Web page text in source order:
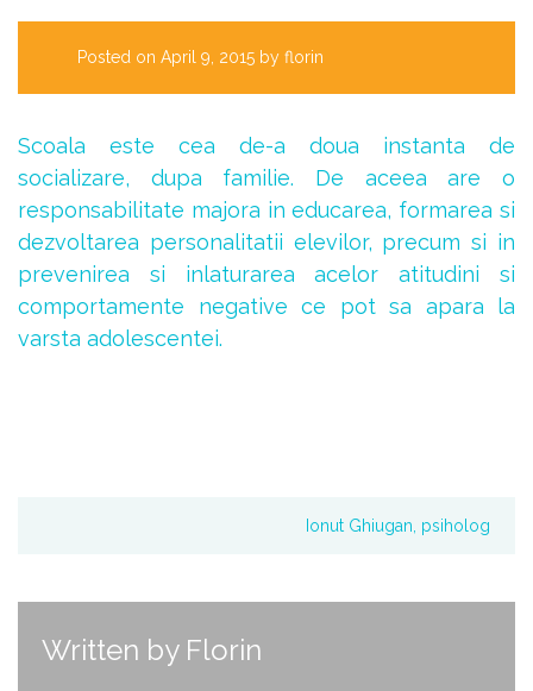
Posted on April 9, 2015 by florin
Scoala este cea de-a doua instanta de
socializare, dupa familie. De aceea are o
responsabilitate majora in educarea, formarea si
dezvoltarea personalitatii elevilor, precum si in
prevenirea si inlaturarea acelor atitudini si
comportamente negative ce pot sa apara la
varsta adolescentei.
Ionut Ghiugan, psiholog
Written by Florin